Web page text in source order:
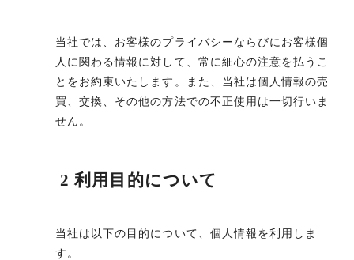
当社では、お客様のプライバシーならびにお客様個
人に関わる情報に対して、常に細心の注意を払うこ
とをお約束いたします。また、当社は個人情報の売
買、交換、その他の方法での不正使用は一切行いま
せん。
2 利用目的について
当社は以下の目的について、個人情報を利用しま
す。